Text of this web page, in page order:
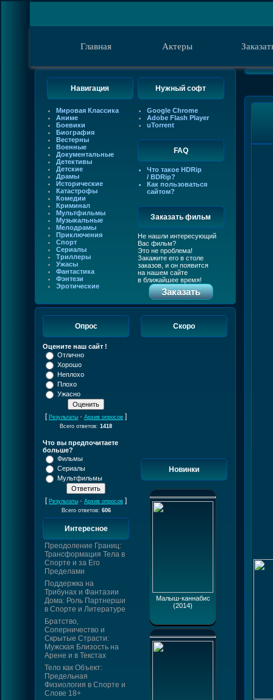
Главная Актеры
Навигация Нужный софт
Мировая Классика
Аниме
Боевики
Биография
Вестерны
Военные
Документальные
Детективы
Детские
Драмы
Исторические
Катастрофы
Комедии
Криминал
Мультфильмы
Музыкальные
Мелодрамы
Приключения
Спорт
Сериалы
Триллеры
Ужасы
Фантастика
Фэнтези
Эротические
Google Chrome
Adobe Flash Player
uTorrent
FAQ
Что такое HDRip
/ BDRip?
Как пользоваться
сайтом?
Заказать фильм
Не нашли интересующий
Вас фильм?
Это не проблема!
Закажите его в столе
заказов, и он появится
на нашем сайте
в ближайшее время!
Заказать
Опрос
Оцените наш сайт !
Отлично
Хорошо
Неплохо
Плохо
Ужасно
[ Результаты · Архив опросов ]
Всего ответов: 1418
Что вы предпочитаете
больше?
Фильмы
Сериалы
Мультфильмы
[ Результаты · Архив опросов ]
Всего ответов: 606
Интересное
Преодоление Границ:
Трансформация Тела в
Спорте и за Его
Пределами
Поддержка на
Трибунах и Фантазии
Дома: Роль Партнерши
в Спорте и Литературе
Братство,
Соперничество и
Скрытые Страсти:
Мужская Близость на
Арене и в Текстах
Тело как Объект:
Предельная
Физиология в Спорте и
Слове 18+
Скоро
Новинки
Малыш-каннабис
(2014)